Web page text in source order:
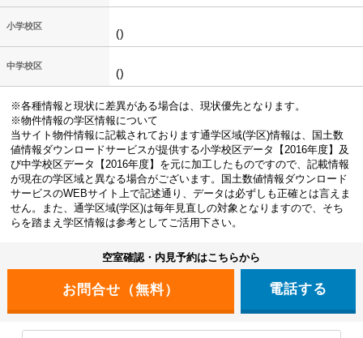
小学校区
()
中学校区
()
※各種情報と現状に差異がある場合は、現状優先となります。
※物件情報の学区情報について
当サイト物件情報に記載されております通学区域(学区)情報は、国土数
値情報ダウンロードサービスが提供する小学校区データ【2016年度】及
び中学校区データ【2016年度】を元に加工したものですので、記載情報
が現在の学区域と異なる場合がございます。国土数値情報ダウンロード
サービスのWEBサイト上で記述通り、データは必ずしも正確とは言えま
せん。また、通学区域(学区)は毎年見直しの対象となりますので、そち
らを踏まえ学区情報は参考としてご活用下さい。
空室確認・内見予約はこちらから
電話する